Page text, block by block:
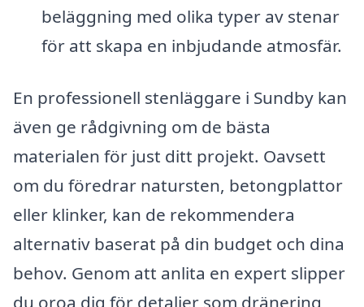
beläggning med olika typer av stenar
för att skapa en inbjudande atmosfär.
En professionell stenläggare i Sundby kan
även ge rådgivning om de bästa
materialen för just ditt projekt. Oavsett
om du föredrar natursten, betongplattor
eller klinker, kan de rekommendera
alternativ baserat på din budget och dina
behov. Genom att anlita en expert slipper
du oroa dig för detaljer som dränering